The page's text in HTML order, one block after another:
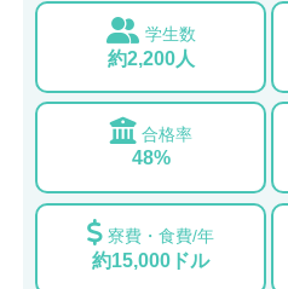
学生数
約2,200人
合格率
48%
寮費・食費/年
約15,000ドル